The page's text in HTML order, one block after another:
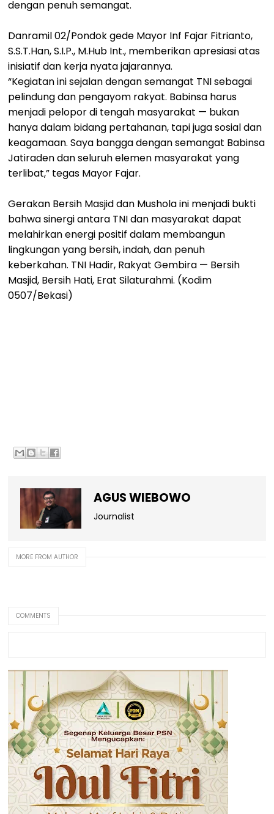
dengan penuh semangat.
Danramil 02/Pondok gede Mayor Inf Fajar Fitrianto,
S.S.T.Han, S.I.P., M.Hub Int., memberikan apresiasi atas
inisiatif dan kerja nyata jajarannya.
“Kegiatan ini sejalan dengan semangat TNI sebagai
pelindung dan pengayom rakyat. Babinsa harus
menjadi pelopor di tengah masyarakat — bukan
hanya dalam bidang pertahanan, tapi juga sosial dan
keagamaan. Saya bangga dengan semangat Babinsa
Jatiraden dan seluruh elemen masyarakat yang
terlibat,” tegas Mayor Fajar.
Gerakan Bersih Masjid dan Mushola ini menjadi bukti
bahwa sinergi antara TNI dan masyarakat dapat
melahirkan energi positif dalam membangun
lingkungan yang bersih, indah, dan penuh
keberkahan. TNI Hadir, Rakyat Gembira — Bersih
Masjid, Bersih Hati, Erat Silaturahmi. (Kodim
0507/Bekasi)
AGUS WIEBOWO
Journalist
MORE FROM AUTHOR
COMMENTS